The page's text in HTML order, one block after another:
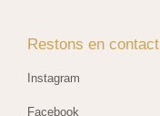
Restons en contact
Instagram
Facebook